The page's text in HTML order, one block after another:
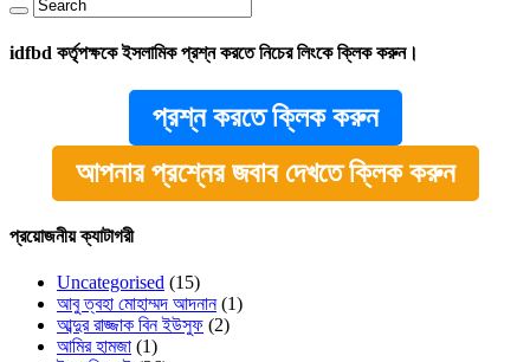
idfbd কর্তৃপক্ষকে ইসলামিক প্রশ্ন করতে নিচের লিংকে ক্লিক করুন।
প্রশ্ন করতে ক্লিক করুন
আপনার প্রশ্নের জবাব দেখতে ক্লিক করুন
প্রয়োজনীয় ক্যাটাগরী
Uncategorised (15)
আবু ত্বহা মোহাম্মদ আদনান(1)
আব্দুর রাজ্জাক বিন ইউসুফ (2)
আমির হামজা (1)